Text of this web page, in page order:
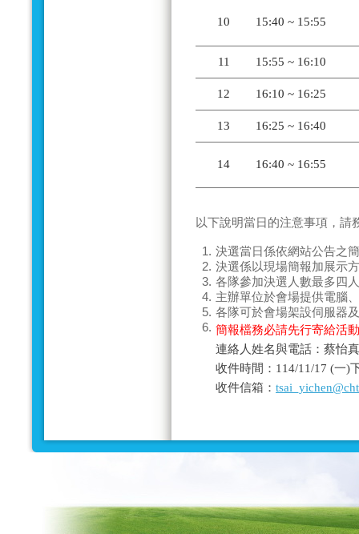
10 15:40 ~ 15:55
11 15:55 ~ 16:10
12 16:10 ~ 16:25
13 16:25 ~ 16:40
14 16:40 ~ 16:55
以下說明當日的注意事項 ，請
1. 決選當日係依網站公告之
2. 決選係以現場簡報加展示
3. 各隊參加決選人數最多四人
4. 主辦單位於會場提供電腦
5. 各隊可於會場架設伺服器
6. 簡報檔務必請先行寄給活
連絡人姓名與電話：蔡怡
收件時間：114/11/17 (一)
收件信箱：